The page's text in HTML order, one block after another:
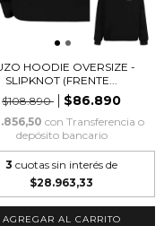
HOODIE OVERSIZE -
SLIPKNOT (FRENTE...
$108.890
$86.890
con Transferencia o
depósito bancario
3 cuotas sin interés de
$28.963,33
AGREGAR AL CARRITO